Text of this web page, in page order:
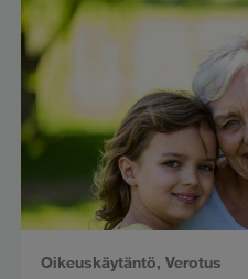
Oikeuskäytäntö, Verotus